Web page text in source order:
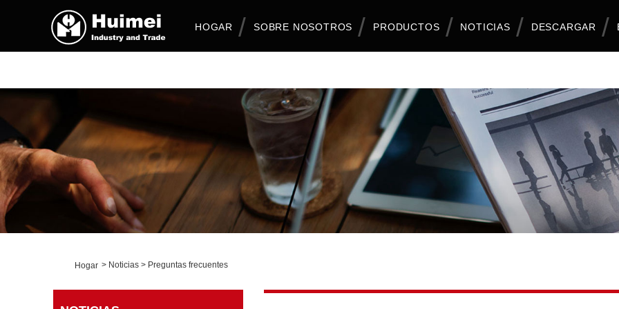
HOGAR SOBRE NOSOTROS PRODUCTOS NOTICIAS DESCARGAR
Hogar > Noticias > Preguntas frecuentes